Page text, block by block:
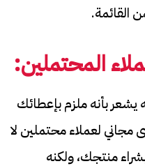
القائمة.
بأنه ملزم بإعطائك
مجاني لعملاء محتملين لا
منتجك، ولكنه